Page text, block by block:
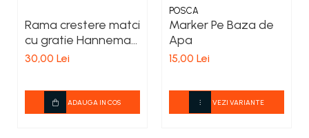
Rama crestere matci
cu gratie Hanneman
neechipata 3/4
30,00 Lei
ADAUGA IN COS
POSCA
Marker Pe Baza de
Apa
15,00 Lei
VEZI VARIANTE